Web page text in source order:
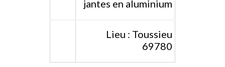
jantes en aluminium
Lieu : Toussieu
69780